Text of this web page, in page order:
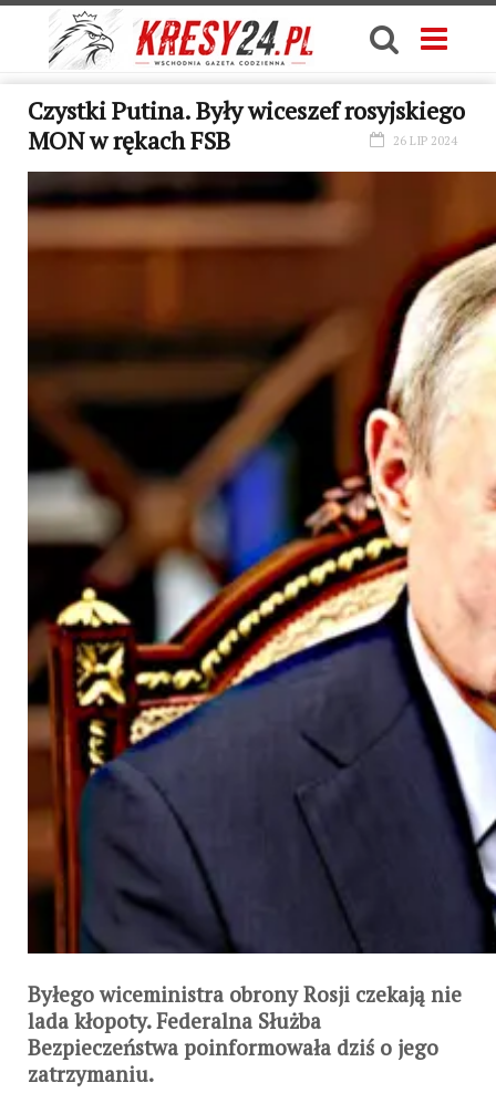
Czystki Putina. Były wiceszef rosyjskiego
MON w rękach FSB
26 LIP 2024
Byłego wiceministra obrony Rosji czekają nie
lada kłopoty. Federalna Służba
Bezpieczeństwa poinformowała dziś o jego
zatrzymaniu.